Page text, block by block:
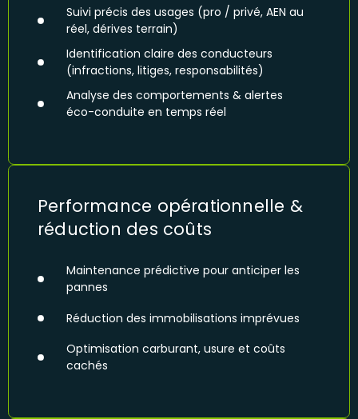
Suivi précis des usages (pro / privé, AEN au
réel, dérives terrain)
Identification claire des conducteurs
(infractions, litiges, responsabilités)
Analyse des comportements & alertes
éco-conduite en temps réel
Performance opérationnelle &
réduction des coûts
Maintenance prédictive pour anticiper les
pannes
Réduction des immobilisations imprévues
Optimisation carburant, usure et coûts
cachés